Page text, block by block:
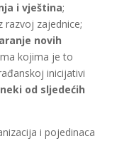
i vještina;
razvoj zajednice;
novih
kojima je to
inicijativi
od sljedećih
i pojedinaca